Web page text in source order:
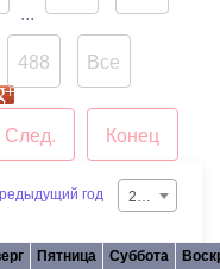
...
488 Все
Конец
След.
год 2026
Пятница Суббота